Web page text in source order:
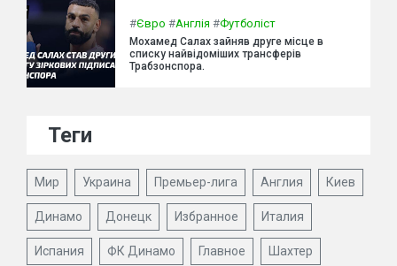
#Євро #Англія #Футболіст
Мохамед Салах зайняв друге місце в
списку найвідоміших трансферів
Трабзонспора.
Теги
Мир Украина Премьер-лига Англия Киев
Динамо Донецк Избранное Италия
Испания ФК Динамо Главное Шахтер